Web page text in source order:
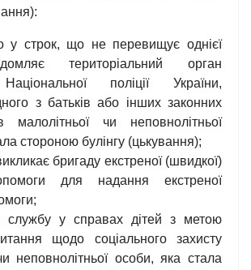
у строк, що не перевищує однієї
територіальний орган
поліції України,
з батьків або інших законних
малолітньої чи неповнолітньої
стороною булінгу (цькування);
бригаду екстреної (швидкої)
для надання екстреної
службу у справах дітей з метою
щодо соціального захисту
неповнолітньої особи, яка стала